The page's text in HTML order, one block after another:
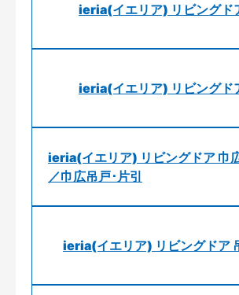
ieria(イエリア) リビングド
ieria(イエリア) リビングド
ieria(イエリア) リビングドア 巾
／巾広吊戸･片引
ieria(イエリア) リビングドア